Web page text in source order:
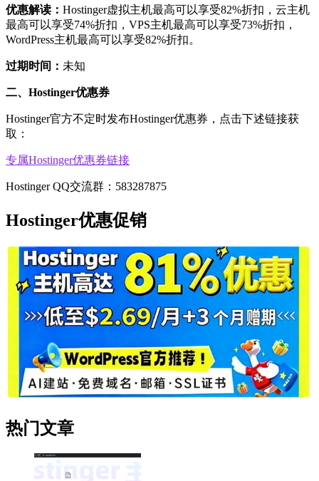
优惠解读： Hostinger虚拟主机最高可以享受82%折扣，云主机
最高可以享受74%折扣，VPS主机最高可以享受73%折扣，
WordPress主机最高可以享受82%折扣。
过期时间： 未知
二、Hostinger优惠券
Hostinger官方不定时发布Hostinger优惠券，点击下述链接获
取：
专属Hostinger优惠券链接
Hostinger QQ交流群：583287875
Hostinger优惠促销
热门文章